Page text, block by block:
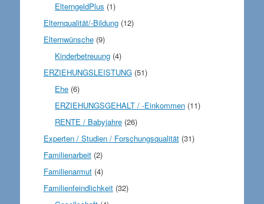
ElterngeldPlus (1)
Elternqualität/-Bildung(12)
Elternwünsche(9)
Kinderbetreuung (4)
ERZIEHUNGSLEISTUNG(51)
Ehe (6)
ERZIEHUNGSGEHALT / -Einkommen (11)
RENTE / Babyjahre (26)
Experten / Studien / Forschungsqualität(31)
Familienarbeit(2)
Familienarmut(4)
Familienfeindlichkeit(32)